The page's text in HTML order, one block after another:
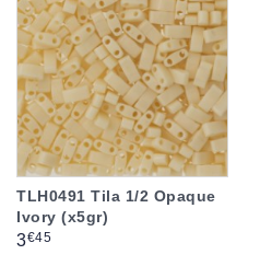
TLH0491 Tila 1/2 Opaque
Ivory (x5gr)
Prix
3€45